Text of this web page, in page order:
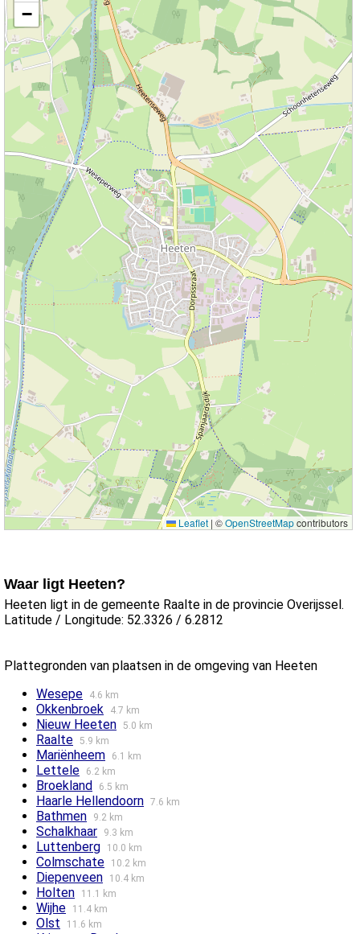
−
Leaflet | ©OpenStreetMapcontributors
Waar ligt Heeten?
Heeten ligt in de gemeente Raalte in de provincie Overijssel.
Latitude / Longitude: 52.3326 / 6.2812
Plattegronden van plaatsen in de omgeving van Heeten
Wesepe
4.6 km
Okkenbroek 4.7 km
Nieuw Heeten 5.0 km
Raalte 5.9 km
Mariënheem 6.1 km
Lettele 6.2 km
Broekland 6.5 km
Haarle Hellendoorn 7.6 km
Bathmen 9.2 km
Schalkhaar 9.3 km
Luttenberg 10.0 km
Colmschate 10.2 km
Diepenveen 10.4 km
Holten 11.1 km
Wijhe 11.4 km
Olst 11.6 km